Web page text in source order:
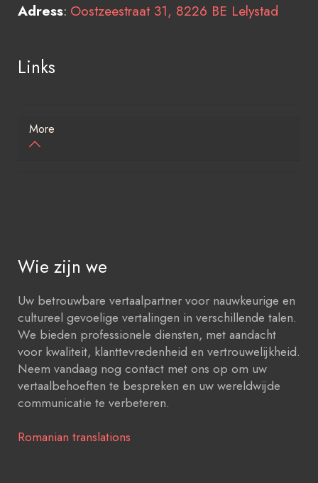
Adress: Oostzeestraat 31, 8226 BE Lelystad
Links
More
Wie zijn we
Uw betrouwbare vertaalpartner voor nauwkeurige en
cultureel gevoelige vertalingen in verschillende talen.
We bieden professionele diensten, met aandacht
voor kwaliteit, klanttevredenheid en vertrouwelijkheid.
Neem vandaag nog contact met ons op om uw
vertaalbehoeften te bespreken en uw wereldwijde
communicatie te verbeteren.
Romanian translations